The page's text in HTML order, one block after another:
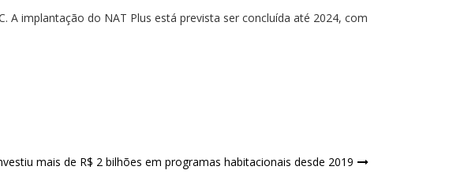
A implantação do NAT Plus está prevista ser concluída até 2024, com
mais de R$ 2 bilhões em programas habitacionais desde 2019